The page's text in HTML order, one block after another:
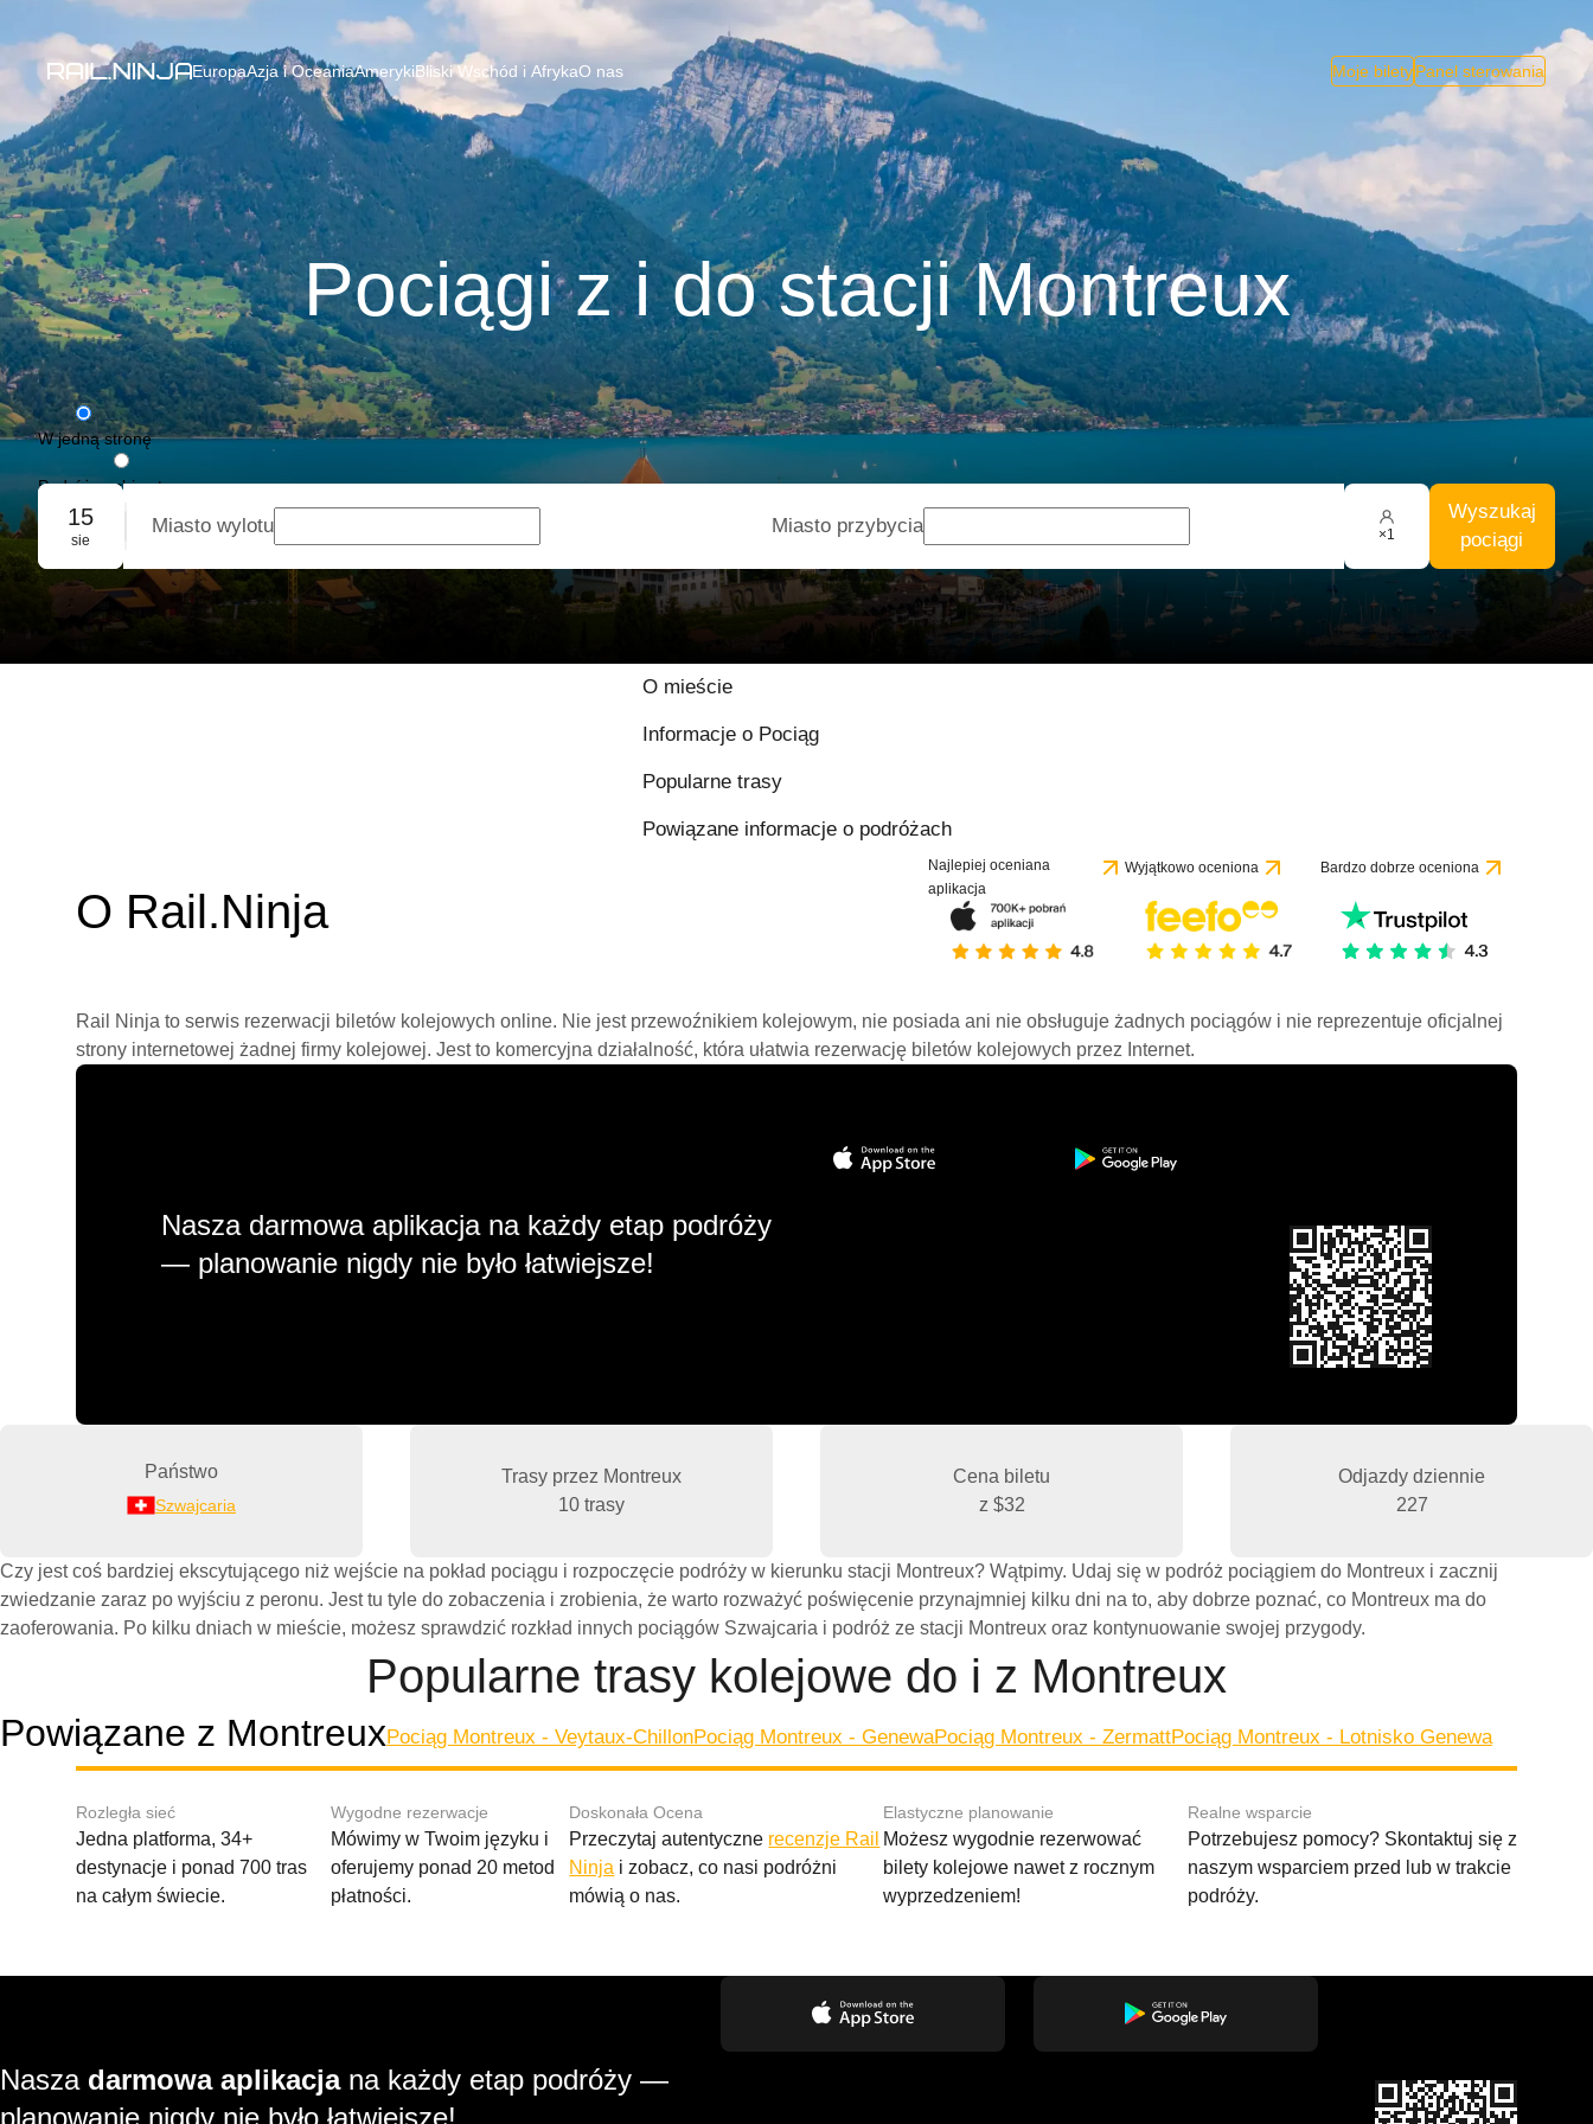
EuropaAzja i OceaniaAmerykiBliski Wschód i AfrykaO nas Moje biletyPanel sterowania
Pociągi z i do stacji Montreux
W jedną stronę
Podróż w obie strony
Rezerwacja grupowa
15
sie
Miasto wylotu Miasto przybycia ×1
Wyszukaj
pociągi
O mieście
Informacje o Pociąg
Popularne trasy
Powiązane informacje o podróżach
O Rail.Ninja
Najlepiej oceniana
aplikacja
Wyjątkowo oceniona Bardzo dobrze oceniona
Rail Ninja to serwis rezerwacji biletów kolejowych online. Nie jest przewoźnikiem kolejowym, nie posiada ani nie obsługuje żadnych pociągów i nie reprezentuje oficjalnej
strony internetowej żadnej firmy kolejowej. Jest to komercyjna działalność, która ułatwia rezerwację biletów kolejowych przez Internet.
Nasza darmowa aplikacja na każdy etap podróży
— planowanie nigdy nie było łatwiejsze!
Państwo
Szwajcaria
Trasy przez Montreux
10 trasy
Cena biletu
z $32
Odjazdy dziennie
227
Czy jest coś bardziej ekscytującego niż wejście na pokład pociągu i rozpoczęcie podróży w kierunku stacji Montreux? Wątpimy. Udaj się w podróż pociągiem do Montreux i zacznij
zwiedzanie zaraz po wyjściu z peronu. Jest tu tyle do zobaczenia i zrobienia, że warto rozważyć poświęcenie przynajmniej kilku dni na to, aby dobrze poznać, co Montreux ma do
zaoferowania. Po kilku dniach w mieście, możesz sprawdzić rozkład innych pociągów Szwajcaria i podróż ze stacji Montreux oraz kontynuowanie swojej przygody.
Popularne trasy kolejowe do i z Montreux
Powiązane z MontreuxPociąg Montreux - Veytaux-ChillonPociąg Montreux - GenewaPociąg Montreux - ZermattPociąg Montreux - Lotnisko Genewa
Rozległa sieć
Jedna platforma, 34+
destynacje i ponad 700 tras
na całym świecie.
Wygodne rezerwacje
Mówimy w Twoim języku i
oferujemy ponad 20 metod
płatności.
Doskonała Ocena
Przeczytaj autentyczne recenzje Rail
Ninja i zobacz, co nasi podróżni
mówią o nas.
Elastyczne planowanie
Możesz wygodnie rezerwować
bilety kolejowe nawet z rocznym
wyprzedzeniem!
Realne wsparcie
Potrzebujesz pomocy? Skontaktuj się z
naszym wsparciem przed lub w trakcie
podróży.
Nasza darmowa aplikacjana każdy etap podróży —
planowanie nigdy nie było łatwiejsze!